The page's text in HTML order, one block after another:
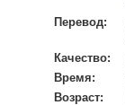
Перевод:
Качество:
Время:
Возраст: